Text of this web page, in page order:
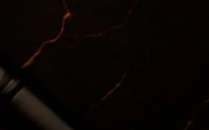
Jako jedyny polski sklep MMORPG,
gwarantujemy
błyskawiczną
dostawę
(nawet w 15 minut) i w
pełni
Polski support
gotowy pomóc w każdej chwili.